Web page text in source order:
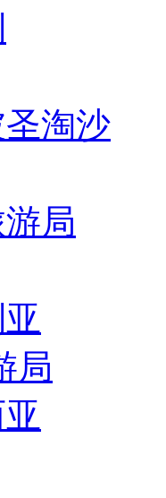
淘沙
局
局